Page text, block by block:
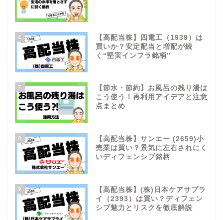
6
【高配当株】四電工（1939）は
買いか？安定配当と増配が続
く“堅実インフラ銘柄”
7
【節水・節約】お風呂の残り湯は
こう使う！再利用アイデアと注意
点まとめ
8
【高配当株】サンエー (2659)小
売業は買い？景気に左右されにく
いディフェンシブ銘柄
9
【高配当株】(株)日本ケアサプラ
イ（2393）は買い？ディフェン
シブ魅力とリスクを徹底解説